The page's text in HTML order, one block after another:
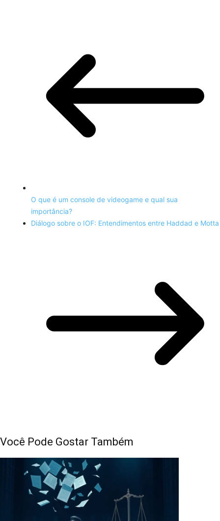
O que é um console de videogame e qual sua
importância?
Diálogo sobre o IOF: Entendimentos entre Haddad e Motta
Você Pode Gostar Também